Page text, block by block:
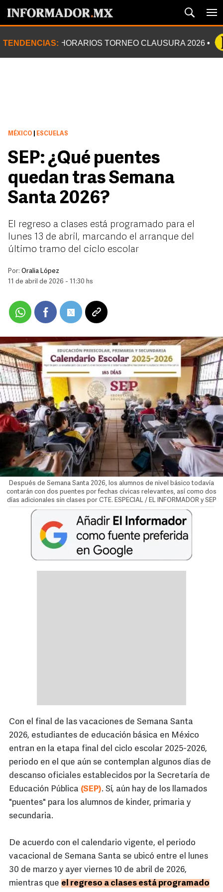
TENDENCIAS: HORARIOS TORNEO CLAUSURA 2026
MÉXICO ESCUELAS
SEP: ¿Qué puentes
quedan tras Semana
Santa 2026?
El regreso a clases está programado para el
lunes 13 de abril, marcando el arranque del
último tramo del ciclo escolar
Por: Oralia López
11 de abril de 2026 - 11:30 hs
Después de Semana Santa 2026, los alumnos de nivel básico todavía
contarán con dos puentes por fechas cívicas relevantes, así como dos
días adicionales sin clases por CTE. ESPECIAL / EL INFORMADOR y SEP
Con el final de las vacaciones de Semana Santa
2026, estudiantes de educación básica en México
entran en la etapa final del ciclo escolar 2025-2026,
periodo en el que aún se contemplan algunos días de
descanso oficiales establecidos por la Secretaría de
Educación Pública (SEP). Sí, aún hay de los llamados
"puentes" para los alumnos de kinder, primaria y
secundaria.
De acuerdo con el calendario vigente, el periodo
vacacional de Semana Santa se ubicó entre el lunes
30 de marzo y ayer viernes 10 de abril de 2026,
mientras que el regreso a clases está programado